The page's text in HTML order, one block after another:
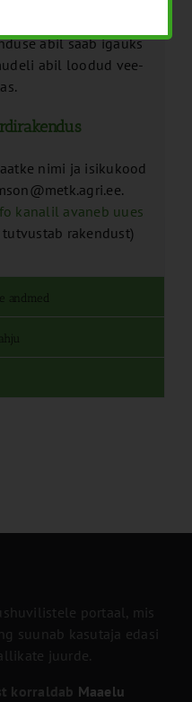
abil saab igaüks
abil loodud vee-
nimi ja isikukood
kanalil avaneb uues
tutvustab rakendust)
andmed
portaal, mis
suunab kasutaja edasi
juurde.
korraldab Maaelu